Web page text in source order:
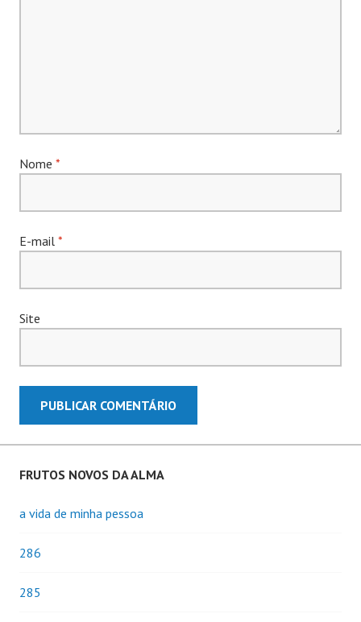
Nome *
E-mail *
Site
FRUTOS NOVOS DA ALMA
a vida de minha pessoa
286
285